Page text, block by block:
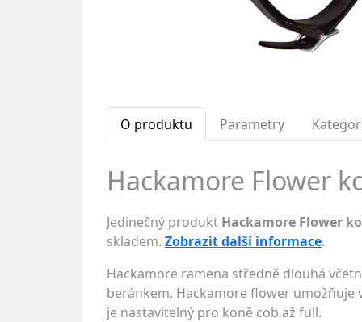
O produktu Parametry
Hackamore Flower
Jedinečný produkt Hackamore Flower
skladem. Zobrazit další informace.
Hackamore ramena středně dlouhá
beránkem. Hackamore flower umožňuje
je nastavitelný pro koně cob až full.